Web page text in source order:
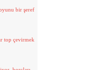
bir şeref
top çevirmek